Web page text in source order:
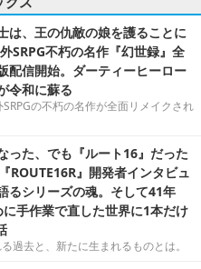
は、王の仇敵の娘を護ることに
SRPG不朽の名作『幻世録』全
配信開始。ダーティーヒーロー
令和に蘇る
の不朽の名作が全面リメイクされ
った、でも『ルート16』だった
ROUTE16R』開発者インタビュ
るシリーズの魂。そして41年
手作業で直した世界に1本だけ
過去と、新たに生まれるものとは。